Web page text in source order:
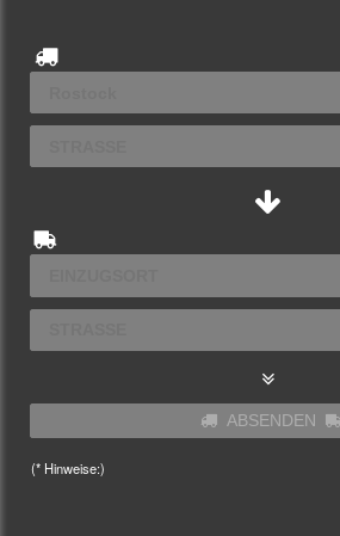
ABSENDEN
(* Hinweise:)